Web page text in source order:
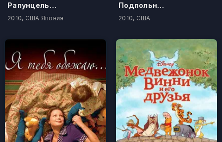
Рапунцель: Запутанная история
2010, США Япония
Подпольная империя
2010, США